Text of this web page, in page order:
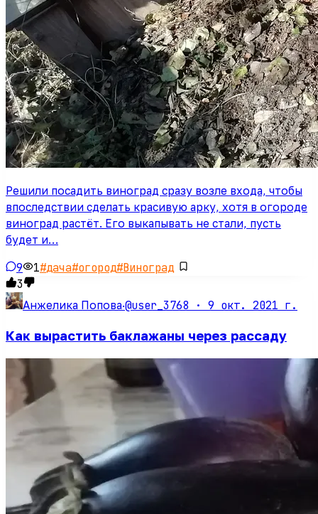
Решили посадить виноград сразу возле входа, чтобы
впоследствии сделать красивую арку, хотя в огороде
виноград растёт. Его выкапывать не стали, пусть
будет и…
9 1#дача#огород#Виноград
3
Анжелика Попова·@user_3768 · 9 окт. 2021 г.
Как вырастить баклажаны через рассаду